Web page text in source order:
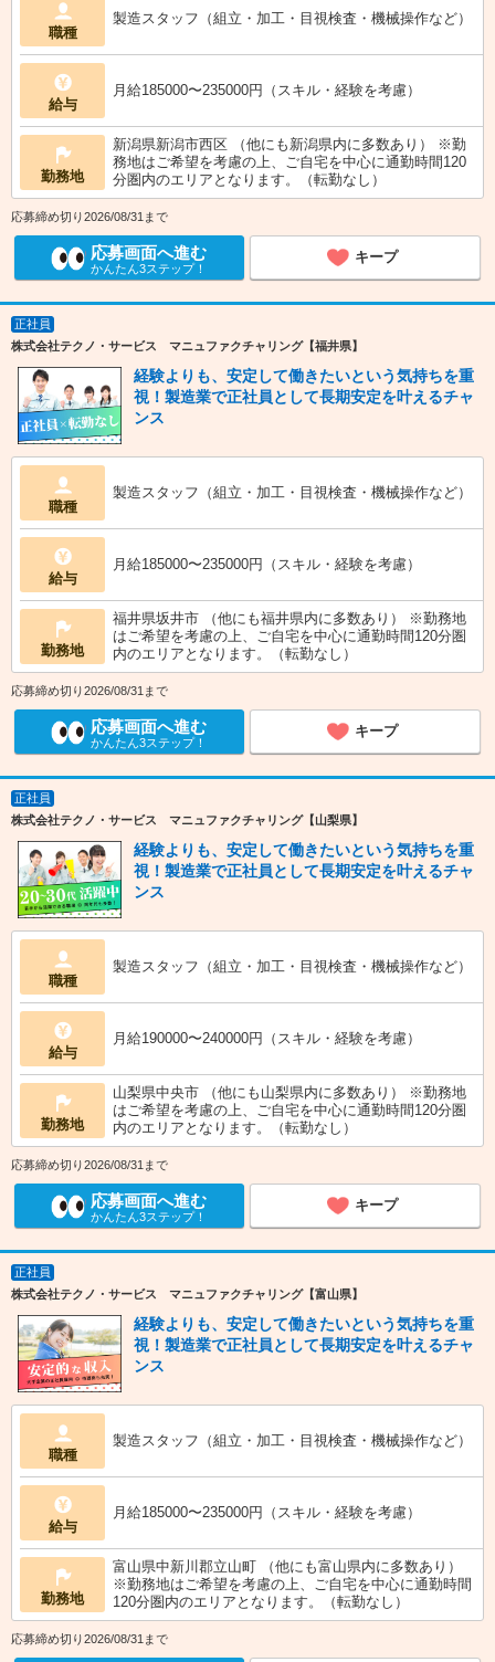
職種
製造スタッフ（組立・加工・目視検査・機械操作など）
給与
月給185000〜235000円（スキル・経験を考慮）
勤務地
新潟県新潟市西区 （他にも新潟県内に多数あり） ※勤
務地はご希望を考慮の上、ご自宅を中心に通勤時間120
分圏内のエリアとなります。（転勤なし）
応募締め切り2026/08/31まで
応募画面へ進む
かんたん3ステップ！
キープ
正社員
株式会社テクノ・サービス マニュファクチャリング【福井県】
経験よりも、安定して働きたいという気持ちを重
視！製造業で正社員として長期安定を叶えるチャ
ンス
職種
製造スタッフ（組立・加工・目視検査・機械操作など）
給与
月給185000〜235000円（スキル・経験を考慮）
勤務地
福井県坂井市 （他にも福井県内に多数あり） ※勤務地
はご希望を考慮の上、ご自宅を中心に通勤時間120分圏
内のエリアとなります。（転勤なし）
応募締め切り2026/08/31まで
応募画面へ進む
かんたん3ステップ！
キープ
正社員
株式会社テクノ・サービス マニュファクチャリング【山梨県】
経験よりも、安定して働きたいという気持ちを重
視！製造業で正社員として長期安定を叶えるチャ
ンス
職種
製造スタッフ（組立・加工・目視検査・機械操作など）
給与
月給190000〜240000円（スキル・経験を考慮）
勤務地
山梨県中央市 （他にも山梨県内に多数あり） ※勤務地
はご希望を考慮の上、ご自宅を中心に通勤時間120分圏
内のエリアとなります。（転勤なし）
応募締め切り2026/08/31まで
応募画面へ進む
かんたん3ステップ！
キープ
正社員
株式会社テクノ・サービス マニュファクチャリング【富山県】
経験よりも、安定して働きたいという気持ちを重
視！製造業で正社員として長期安定を叶えるチャ
ンス
職種
製造スタッフ（組立・加工・目視検査・機械操作など）
給与
月給185000〜235000円（スキル・経験を考慮）
勤務地
富山県中新川郡立山町 （他にも富山県内に多数あり）
※勤務地はご希望を考慮の上、ご自宅を中心に通勤時間
120分圏内のエリアとなります。（転勤なし）
応募締め切り2026/08/31まで